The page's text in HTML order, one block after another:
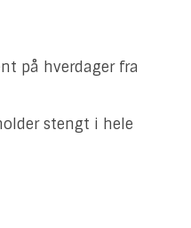
på hverdager fra
stengt i hele